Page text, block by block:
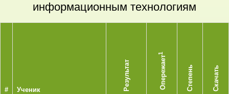
информационным технологиям
# Ученик Результат Опережает
1
Степень Скачать